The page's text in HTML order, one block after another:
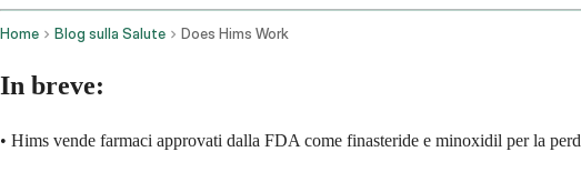
Home Blog sulla Salute Does Hims Work
In breve:
• Hims vende farmaci approvati dalla FDA come finasteride e minoxidil per la